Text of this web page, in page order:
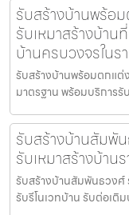
รับสร้างบ้านพร้อ
รับเหมาสร้างบ้า
บ้านครบวงจรใน
รับสร้างบ้านพร้อมตกแต่
มาตรฐาน พร้อมบริการ
รับสร้างบ้านสัมพั
รับเหมาสร้างบ้าน
รับสร้างบ้านสัมพันธวงศ์
รับรีโนเวทบ้าน รับต่อเติ